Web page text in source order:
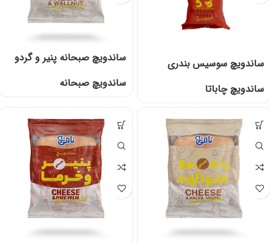
ساندویچ سوسیس بندری
ساندویچ چاباتا
ساندویچ صبحانه پنیر و گردو
ساندویچ صبحانه